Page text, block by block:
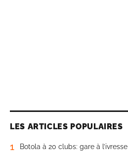
LES ARTICLES POPULAIRES
1 Botola à 20 clubs: gare à l’ivresse